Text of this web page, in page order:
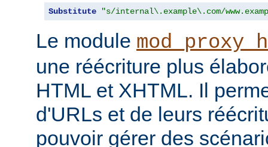
Substitute "s/internal\.example\.com/
Le module
une réécriture plus
HTML et XHTML. Il
d'URLs et de leurs
pouvoir gérer des